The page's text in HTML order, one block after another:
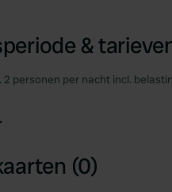
&
2 personen per nacht incl.
(0)